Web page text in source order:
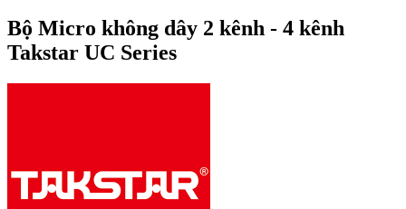
Bộ Micro không dây 2 kênh - 4 kênh
Takstar UC Series